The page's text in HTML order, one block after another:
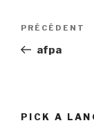
Navigation
l’article
Article
précédent
PRÉCÉDENT
afpa
PICK A